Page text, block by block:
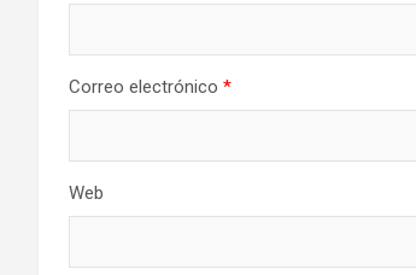
Correo electrónico *
Web